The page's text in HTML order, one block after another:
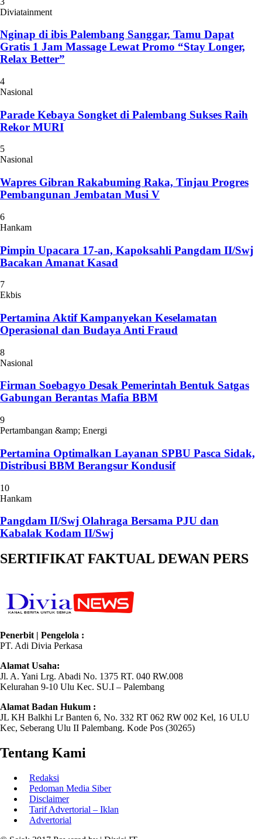
Diviatainment
Nginap di ibis Palembang Sanggar, Tamu Dapat
Gratis 1 Jam Massage Lewat Promo “Stay Longer,
Relax Better”
4
Nasional
Parade Kebaya Songket di Palembang Sukses Raih
Rekor MURI
5
Nasional
Wapres Gibran Rakabuming Raka, Tinjau Progres
Pembangunan Jembatan Musi V
6
Hankam
Pimpin Upacara 17-an, Kapoksahli Pangdam II/Swj
Bacakan Amanat Kasad
7
Ekbis
Pertamina Aktif Kampanyekan Keselamatan
Operasional dan Budaya Anti Fraud
8
Nasional
Firman Soebagyo Desak Pemerintah Bentuk Satgas
Gabungan Berantas Mafia BBM
9
Pertambangan &amp; Energi
Pertamina Optimalkan Layanan SPBU Pasca Sidak,
Distribusi BBM Berangsur Kondusif
10
Hankam
Pangdam II/Swj Olahraga Bersama PJU dan
Kabalak Kodam II/Swj
SERTIFIKAT FAKTUAL DEWAN PERS
Penerbit | Pengelola :
PT. Adi Divia Perkasa
Alamat Usaha:
Jl. A. Yani Lrg. Abadi No. 1375 RT. 040 RW.008
Kelurahan 9-10 Ulu Kec. SU.I – Palembang
Alamat Badan Hukum :
JL KH Balkhi Lr Banten 6, No. 332 RT 062 RW 002 Kel, 16 ULU
Kec, Seberang Ulu II Palembang. Kode Pos (30265)
Tentang Kami
Redaksi
Pedoman Media Siber
Disclaimer
Tarif Advertorial – Iklan
Advertorial